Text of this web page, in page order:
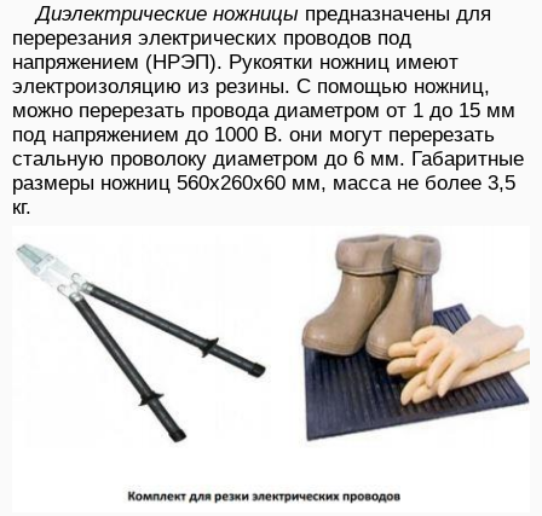
Диэлектрические ножницы предназначены для
перерезания электрических проводов под
напряжением (НРЭП). Рукоятки ножниц имеют
электроизоляцию из резины. С помощью ножниц,
можно перерезать провода диаметром от 1 до 15 мм
под напряжением до 1000 В. они могут перерезать
стальную проволоку диаметром до 6 мм. Габаритные
размеры ножниц 560х260х60 мм, масса не более 3,5
кг.